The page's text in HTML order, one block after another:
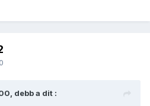
debb a dit :